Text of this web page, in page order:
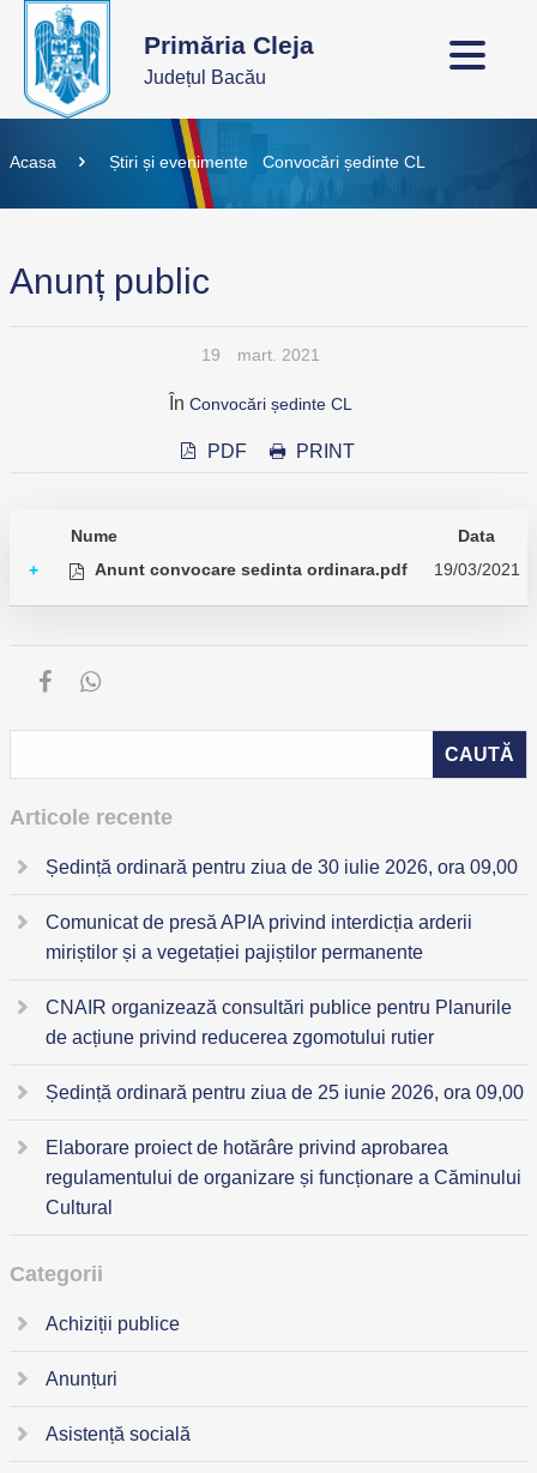
Primăria Cleja
Județul Bacău
Acasa Știri și evenimente Convocări ședinte CL
Anunț public
19 mart. 2021
În Convocări ședinte CL
PDF PRINT
Nume
Data
+
Anunt convocare sedinta ordinara.pdf 19/03/2021
Articole recente
Ședință ordinară pentru ziua de 30 iulie 2026, ora 09,00
Comunicat de presă APIA privind interdicția arderii
miriștilor și a vegetației pajiștilor permanente
CNAIR organizează consultări publice pentru Planurile
de acțiune privind reducerea zgomotului rutier
Ședință ordinară pentru ziua de 25 iunie 2026, ora 09,00
Elaborare proiect de hotărâre privind aprobarea
regulamentului de organizare și funcționare a Căminului
Cultural
Categorii
Achiziții publice
Anunțuri
Asistență socială